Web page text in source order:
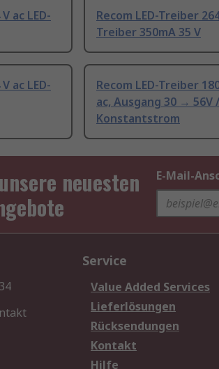
ac LED-
Recom LED-Treiber
Treiber 350mA 35 V
ac LED-
Recom LED-Treiber
ac, Ausgang 30 → 56V
Konstantstrom
neuesten
E-Mail-
Service
Value Added Services
Lieferlösungen
Rücksendungen
Kontakt
Hilfe